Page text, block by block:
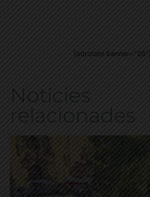
[adrotate banner="28"]
Notícies
relacionades